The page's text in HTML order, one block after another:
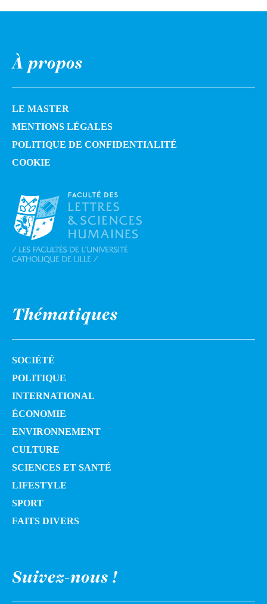
À propos
LE MASTER
MENTIONS LÉGALES
POLITIQUE DE CONFIDENTIALITÉ
COOKIE
Thématiques
SOCIÉTÉ
POLITIQUE
INTERNATIONAL
ÉCONOMIE
ENVIRONNEMENT
CULTURE
SCIENCES ET SANTÉ
LIFESTYLE
SPORT
FAITS DIVERS
Suivez-nous !